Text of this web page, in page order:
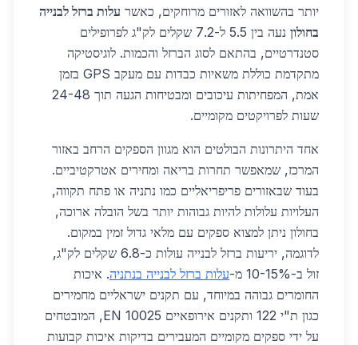
יותר בהשוואה לאזורים מרוחקים, כאשר עלות ברזל לבנייה
בחולון
נעה בין 5.5 ל-7.2 שקלים לק"ג לפרופילים
סטנדרטיים, בהתאם לסוג הברזל והכמות. לוגיסטיקה
מתקדמת כוללת משאיות כבדות עם מעקב GPS בזמן
אמת, המפחיתות עיכובים ומבטיחות הגעה תוך 24-48
שעות לפרויקטים מקומיים.
אחד היתרונות הבולטים הוא מגוון הספקים הרחב באזור
המרכז, שמאפשר תחרות בריאה ומחירים אטרקטיביים.
בעוד שבאזורים פריפריאליים כמו נתניה או פתח תקווה,
העלויות עלולות להיות גבוהות יותר בשל הובלה ארוכה,
בחולון ניתן למצוא ספקים עם מלאי גדול זמין במקום.
לדוגמה, יריעות ברזל לבנייה עולות כ-6.8 שקלים לק"ג,
זול ב-10-15% מ-
עלות ברזל לבנייה בנתניה. איכות
החומרים גבוהה במיוחד, עם תקנים ישראליים מחמירים
כגון ת"י 122 ותקנים אירופאיים EN 10025, המובטחים
על ידי ספקים מקומיים המעבירים בדיקות איכות קבועות